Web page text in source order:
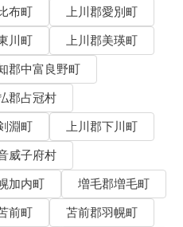
布町
上川郡愛別町
川町
上川郡美瑛町
郡中富良野町
郡占冠村
淵町
上川郡下川町
威子府村
加内町
増毛郡増毛町
前町
苫前郡羽幌町